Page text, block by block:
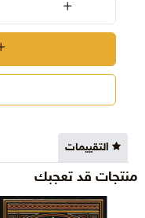
التقييمات
منتجات قد تعجبك